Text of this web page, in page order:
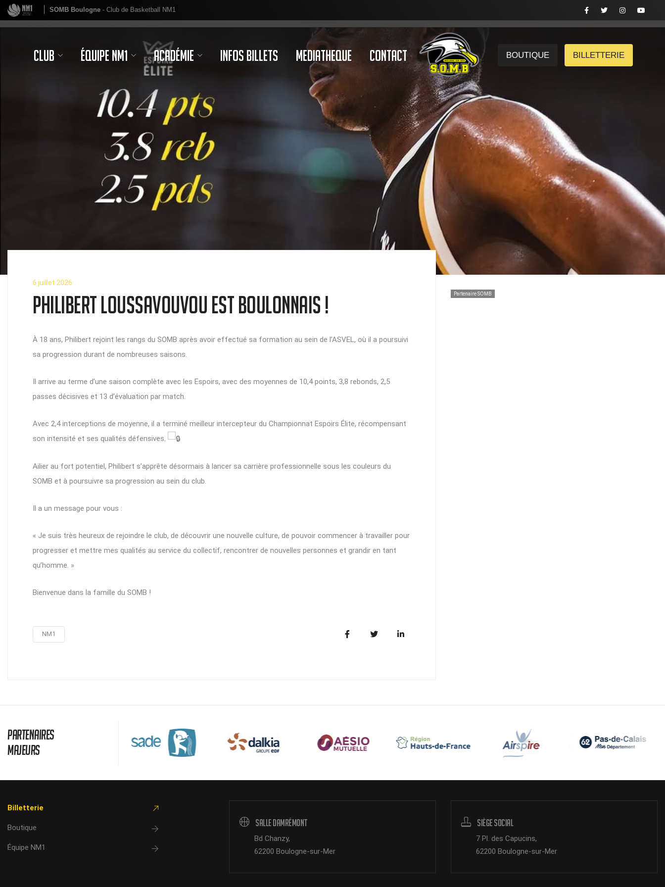
SOMB Boulogne - Club de Basketball NM1
Club Équipe NM1 Académie Infos Billets Mediatheque Contact BOUTIQUE BILLETTERIE
6 juillet 2026
Philibert Loussavouvou est Boulonnais !
À 18 ans, Philibert rejoint les rangs du SOMB après avoir effectué sa formation au sein de l’ASVEL, où il a poursuivi
sa progression durant de nombreuses saisons.
Il arrive au terme d’une saison complète avec les Espoirs, avec des moyennes de 10,4 points, 3,8 rebonds, 2,5
passes décisives et 13 d’évaluation par match.
Avec 2,4 interceptions de moyenne, il a terminé meilleur intercepteur du Championnat Espoirs Élite, récompensant
son intensité et ses qualités défensives.
Ailier au fort potentiel, Philibert s’apprête désormais à lancer sa carrière professionnelle sous les couleurs du
SOMB et à poursuivre sa progression au sein du club.
Il a un message pour vous :
« Je suis très heureux de rejoindre le club, de découvrir une nouvelle culture, de pouvoir commencer à travailler pour
progresser et mettre mes qualités au service du collectif, rencontrer de nouvelles personnes et grandir en tant
qu’homme. »
Bienvenue dans la famille du SOMB !
NM1
Partenaire SOMB
Partenaires
majeurs
Billetterie
Boutique
Équipe NM1
Salle Damrémont
Bd Chanzy,
62200 Boulogne-sur-Mer
Siège Social
7 Pl. des Capucins,
62200 Boulogne-sur-Mer